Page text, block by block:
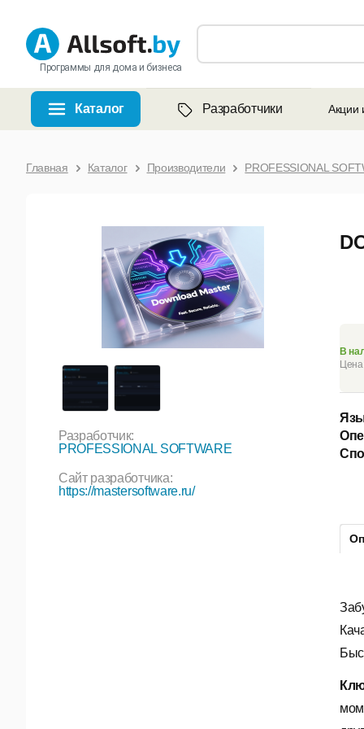
Программы для дома и бизнеса
Каталог Разработчики Акции
Главная Каталог Производители PROFESSIONAL
Разработчик:
PROFESSIONAL SOFTWARE
Сайт разработчика:
https://mastersoftware.ru/
В